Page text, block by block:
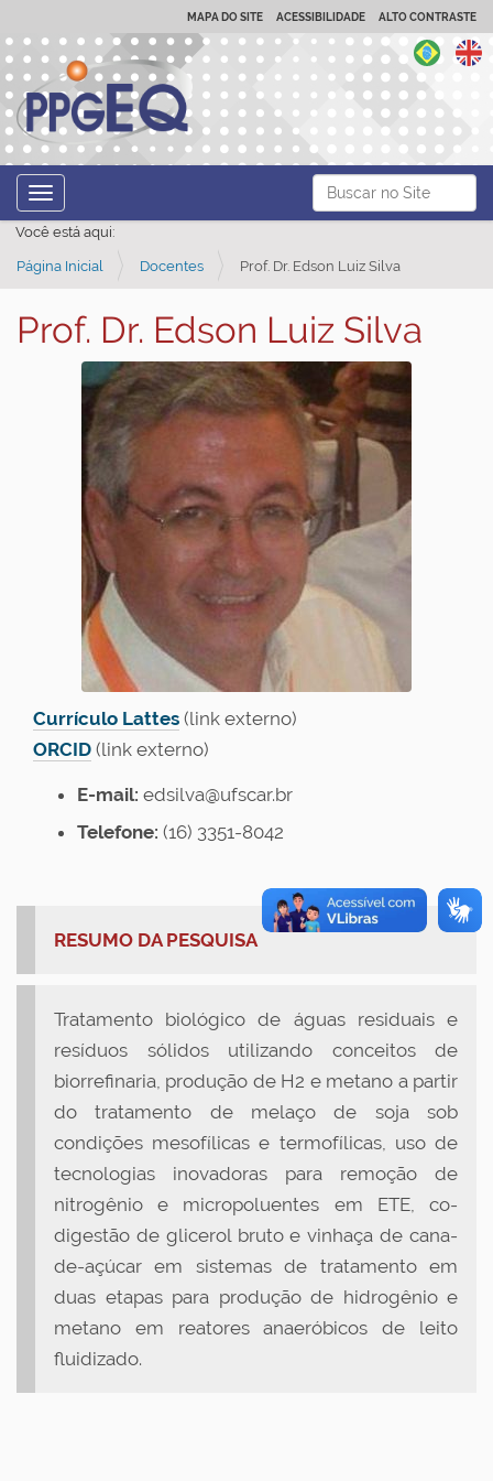
Busca
Busca Avançada…
MAPA DO SITE ACESSIBILIDADE ALTO CONTRASTE
Toggle navigation
Você está aqui:
Página Inicial Docentes Prof. Dr. Edson Luiz Silva
Prof. Dr. Edson Luiz Silva
Currículo Lattes (link externo)
ORCID (link externo)
E-mail: edsilva@ufscar.br
Telefone: (16) 3351-8042
RESUMO DA PESQUISA
Tratamento biológico de águas residuais e
resíduos sólidos utilizando conceitos de
biorrefinaria, produção de H2 e metano a partir
do tratamento de melaço de soja sob
condições mesofílicas e termofílicas, uso de
tecnologias inovadoras para remoção de
nitrogênio e micropoluentes em ETE, co-
digestão de glicerol bruto e vinhaça de cana-
de-açúcar em sistemas de tratamento em
duas etapas para produção de hidrogênio e
metano em reatores anaeróbicos de leito
fluidizado.